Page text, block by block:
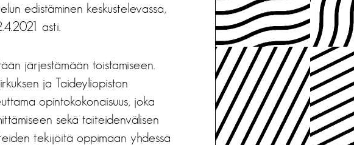
edistäminen keskustelevassa,
asti.
järjestämään toistamiseen.
ja Taideyliopiston
opintokokonaisuus, joka
sekä taiteidenvälisen
tekijöitä oppimaan yhdessä